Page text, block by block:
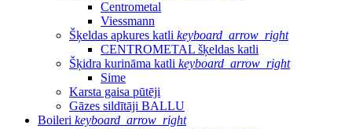
Centrometal
Viessmann
Šķeldas apkures katli keyboard_arrow_right
CENTROMETAL šķeldas katli
Šķidra kurināma katli keyboard_arrow_right
Sime
Karsta gaisa pūtēji
Gāzes sildītāji BALLU
Boileri keyboard_arrow_right